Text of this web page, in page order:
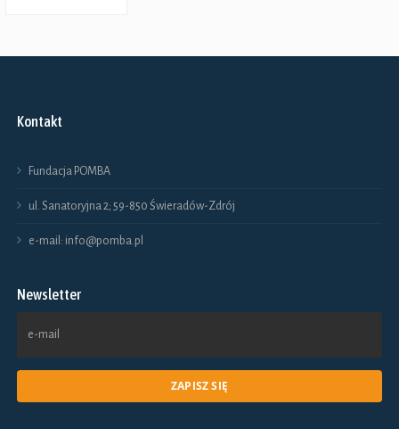
Kontakt
Fundacja POMBA
ul. Sanatoryjna 2; 59-850 Świeradów-Zdrój
e-mail: info@pomba.pl
Newsletter